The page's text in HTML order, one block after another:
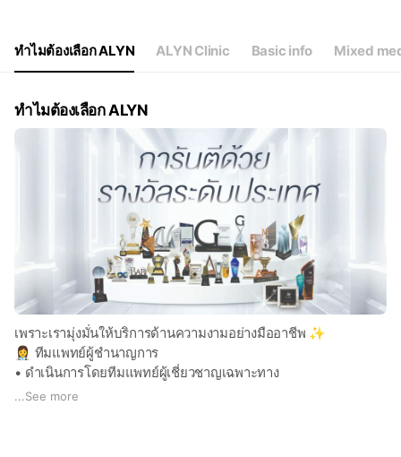
Sat10:30 - 19:30
ทำไมต้องเลือก ALYN ALYN Clinic Basic info Mixed
ทำไมต้องเลือก ALYN
เพราะเรามุ่งมั่นให้บริการด้านความงามอย่างมืออาชีพ ✨
👩‍⚕️ ทีมแพทย์ผู้ชำนาญการ
• ดำเนินการโดยทีมแพทย์ผู้เชี่ยวชาญเฉพาะทาง
• อาจารย์แพทย์ระดับประเทศ ด้านฟิลเลอร์ ร้อยไหม และ KOL
...See more